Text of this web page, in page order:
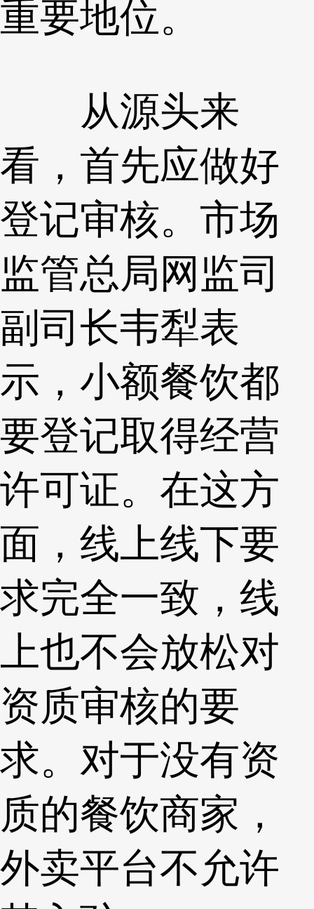
重要地位。
从源头来
看，首先应做好
登记审核。市场
监管总局网监司
副司长韦犁表
示，小额餐饮都
要登记取得经营
许可证。在这方
面，线上线下要
求完全一致，线
上也不会放松对
资质审核的要
求。对于没有资
质的餐饮商家，
外卖平台不允许